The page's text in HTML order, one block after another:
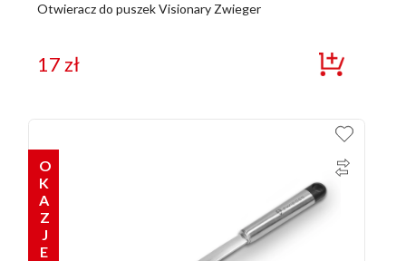
Otwieracz do puszek Visionary Zwieger
17zł
OKAZJE